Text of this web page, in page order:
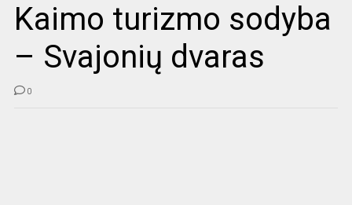
Kaimo turizmo sodyba
– Svajonių dvaras
0